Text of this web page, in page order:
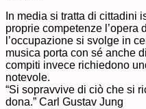
In media si tratta di cittadini
proprie competenze l’opera
l’occupazione si svolge in
musica porta con sé anche
compiti invece richiedono
notevole.
“Si sopravvive di ciò che si
dona.” Carl Gustav Jung